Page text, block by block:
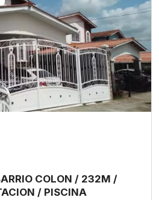
COLON / 232M /
/ PISCINA